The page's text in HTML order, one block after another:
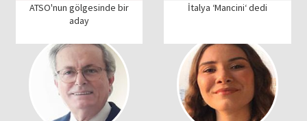
ATSO'nun gölgesinde bir
aday
İtalya ‘Mancini‘ dedi